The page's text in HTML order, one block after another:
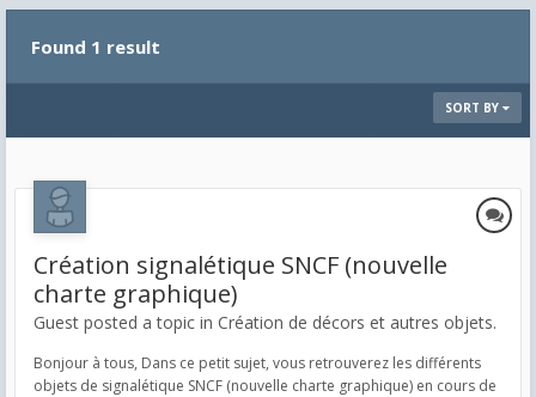
Found 1 result
SORT BY
Création signalétique SNCF (nouvelle
charte graphique)
Guest posted a topic in Création de décors et autres objets.
Bonjour à tous, Dans ce petit sujet, vous retrouverez les différents
objets de signalétique SNCF (nouvelle charte graphique) en cours de